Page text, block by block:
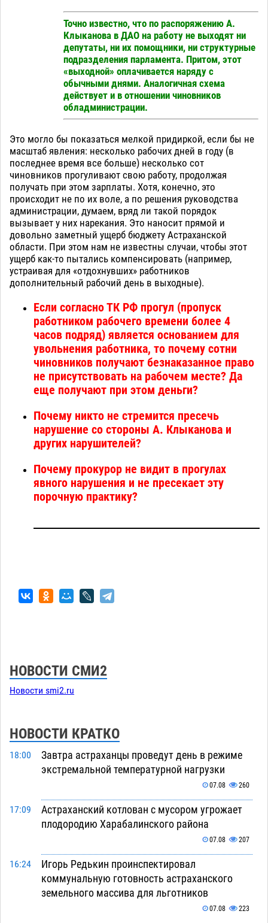
Точно известно, что по распоряжению А.
Клыканова в ДАО на работу не выходят ни
депутаты, ни их помощники, ни структурные
подразделения парламента. Притом, этот
«выходной» оплачивается наряду с
обычными днями. Аналогичная схема
действует и в отношении чиновников
обладминистрации.
Это могло бы показаться мелкой придиркой, если бы не
масштаб явления: несколько рабочих дней в году (в
последнее время все больше) несколько сот
чиновников прогуливают свою работу, продолжая
получать при этом зарплаты. Хотя, конечно, это
происходит не по их воле, а по решения руководства
администрации, думаем, вряд ли такой порядок
вызывает у них нарекания. Это наносит прямой и
довольно заметный ущерб бюджету Астраханской
области. При этом нам не известны случаи, чтобы этот
ущерб как-то пытались компенсировать (например,
устраивая для «отдохнувших» работников
дополнительный рабочий день в выходные).
Если согласно ТК РФ прогул (пропуск
работником рабочего времени более 4
часов подряд) является основанием для
увольнения работника, то почему сотни
чиновников получают безнаказанное право
не присутствовать на рабочем месте? Да
еще получают при этом деньги?
Почему никто не стремится пресечь
нарушение со стороны А. Клыканова и
других нарушителей?
Почему прокурор не видит в прогулах
явного нарушения и не пресекает эту
порочную практику?
НОВОСТИ СМИ2
Новости smi2.ru
НОВОСТИ КРАТКО
18:00
Завтра астраханцы проведут день в режиме
экстремальной температурной нагрузки
07.08 260
17:09
Астраханский котлован с мусором угрожает
плодородию Харабалинского района
07.08 207
16:24
Игорь Редькин проинспектировал
коммунальную готовность астраханского
земельного массива для льготников
07.08 223